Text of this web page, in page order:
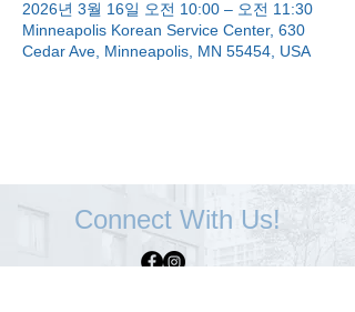
2026년 3월 16일 오전 10:00 – 오전 11:30
Minneapolis Korean Service Center, 630
Cedar Ave, Minneapolis, MN 55454, USA
Connect With Us!